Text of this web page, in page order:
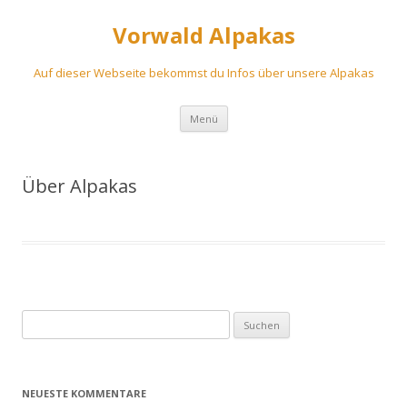
Vorwald Alpakas
Auf dieser Webseite bekommst du Infos über unsere Alpakas
Menü Zum
springen
Über Alpakas
nach:
NEUESTE KOMMENTARE